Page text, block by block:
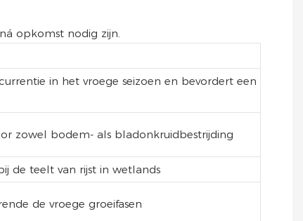
opkomst nodig zijn.
in het vroege seizoen en bevordert een
zowel bodem- als bladonkruidbestrijding
de teelt van rijst in wetlands
de vroege groeifasen